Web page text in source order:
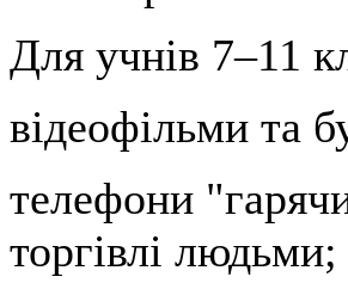
Для учнів 7–11
відеофільми та
телефони
торгівлі людьми;